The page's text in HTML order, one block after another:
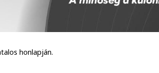
honlapján.